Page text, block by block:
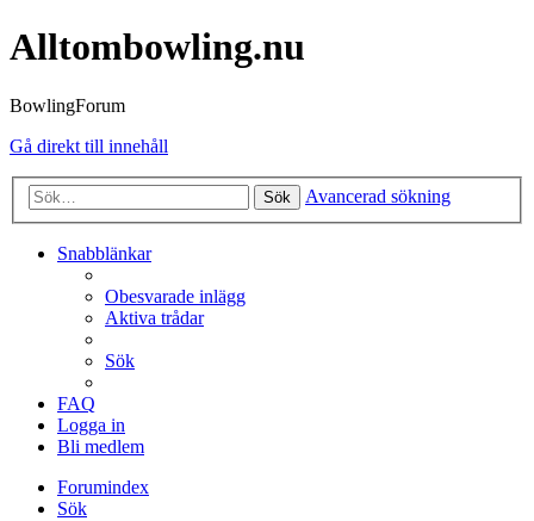
Alltombowling.nu
BowlingForum
Gå direkt till innehåll
Sök Avancerad sökning
Snabblänkar
Obesvarade inlägg
Aktiva trådar
Sök
FAQ
Logga in
Bli medlem
Forumindex
Sök